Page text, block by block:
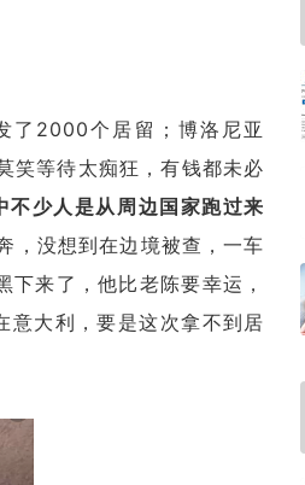
了2000个居留；博洛尼亚
笑等待太痴狂，有钱都未必
少人是从周边国家跑过来
，没想到在边境被查，一车
来了，他比老陈要幸运，
意大利，要是这次拿不到居